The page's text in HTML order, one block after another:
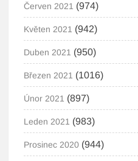
Červen 2021 (974)
Květen 2021 (942)
Duben 2021 (950)
Březen 2021 (1016)
Únor 2021 (897)
Leden 2021 (983)
Prosinec 2020 (944)